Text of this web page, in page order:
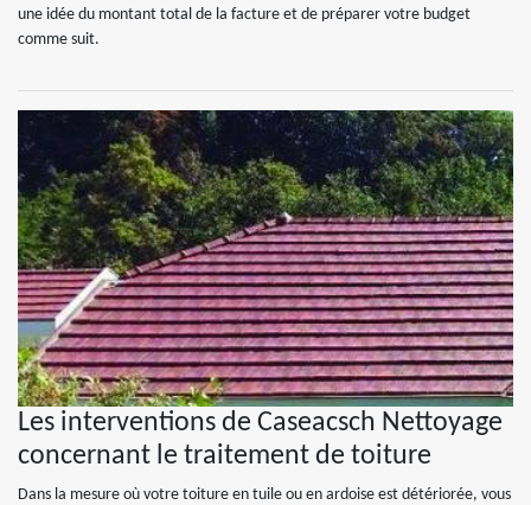
une idée du montant total de la facture et de préparer votre budget
comme suit.
Les interventions de Caseacsch Nettoyage
concernant le traitement de toiture
Dans la mesure où votre toiture en tuile ou en ardoise est détériorée, vous